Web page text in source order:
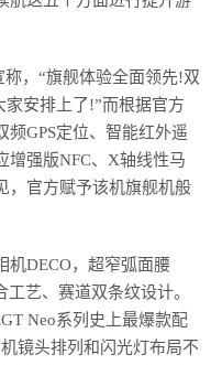
称，“旗舰体验全面领先!双
家安排上了!”而根据官方
频GPS定位、智能红外遥
增强版NFC、X轴线性马
，官方赋予该机旗舰机般
机DECO，超窄弧面腰
艺、赛道双条纹设计。
Neo系列史上最爆款配
镜头排列和闪光灯布局不